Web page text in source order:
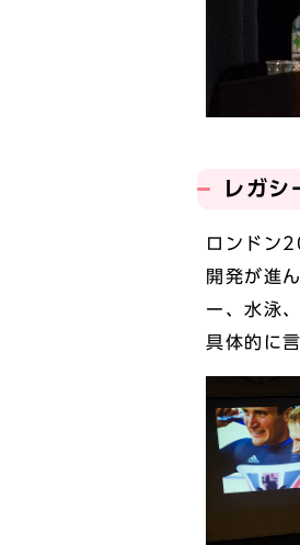
レガ
ロンドン
開発が進
ー、水泳
具体的に